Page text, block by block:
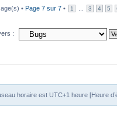
• Page 7 sur 7 • 1 3 4 5
:
horaire est UTC+1 heure [Heure